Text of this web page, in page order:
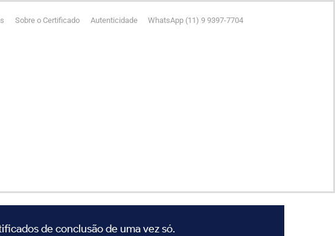
Sobre o Certificado Autenticidade WhatsApp (11) 9 9397-7704
de conclusão de uma vez só.